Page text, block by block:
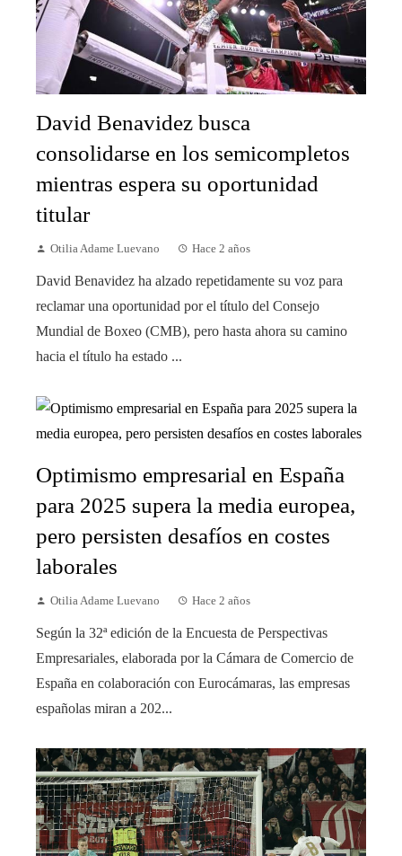
David Benavidez busca
consolidarse en los semicompletos
mientras espera su oportunidad
titular
Otilia Adame Luevano Hace 2 años
David Benavidez ha alzado repetidamente su voz para
reclamar una oportunidad por el título del Consejo
Mundial de Boxeo (CMB), pero hasta ahora su camino
hacia el título ha estado ...
Optimismo empresarial en España
para 2025 supera la media europea,
pero persisten desafíos en costes
laborales
Otilia Adame Luevano Hace 2 años
Según la 32ª edición de la Encuesta de Perspectivas
Empresariales, elaborada por la Cámara de Comercio de
España en colaboración con Eurocámaras, las empresas
españolas miran a 202...